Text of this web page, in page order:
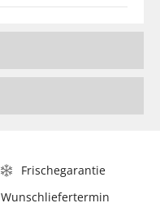
Frischegarantie
Wunschliefertermin